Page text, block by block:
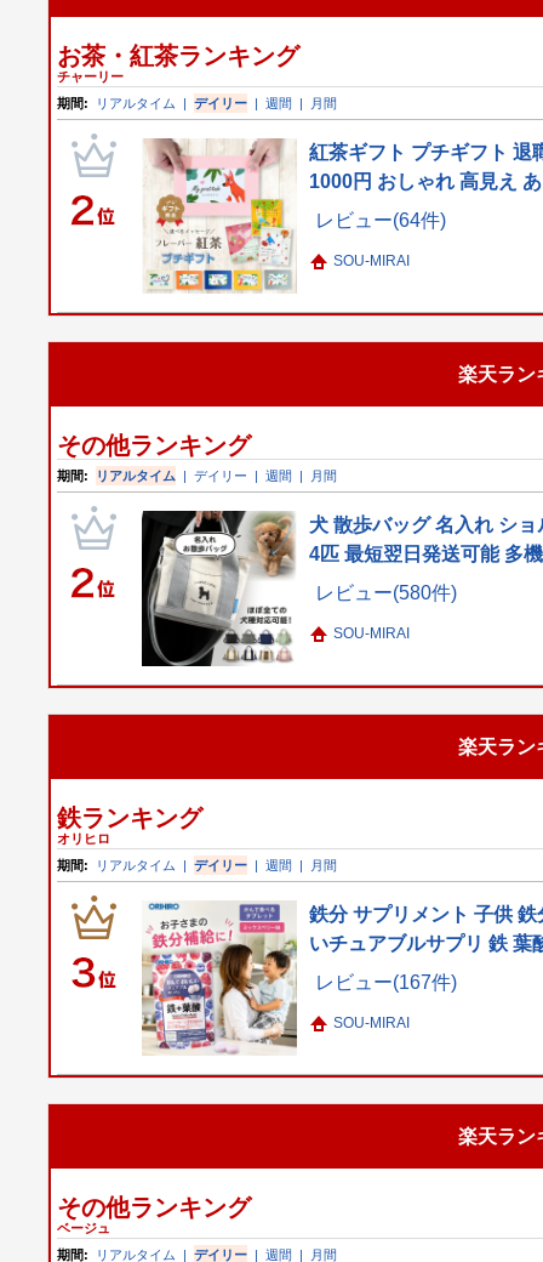
お茶・紅茶ランキング
チャーリー
期間:
リアルタイム |デイリー |週間 | 月間
紅茶ギフト プチギフト 退
1000円 おしゃれ 高見え
レビュー(64件)
SOU-MIRAI
楽天ラン
その他ランキング
期間: リアルタイム |デイリー |週間 | 月間
犬 散歩バッグ 名入れ シ
4匹 最短翌日発送可能 多
レビュー(580件)
SOU-MIRAI
楽天ラン
鉄ランキング
オリヒロ
期間:
リアルタイム |デイリー |週間 | 月間
鉄分 サプリメント 子供
いチュアブルサプリ 鉄
レビュー(167件)
SOU-MIRAI
楽天ラン
その他ランキング
ベージュ
期間:
リアルタイム |デイリー |週間 | 月間